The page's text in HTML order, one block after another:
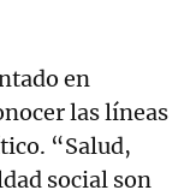
en
las líneas
“Salud,
social son